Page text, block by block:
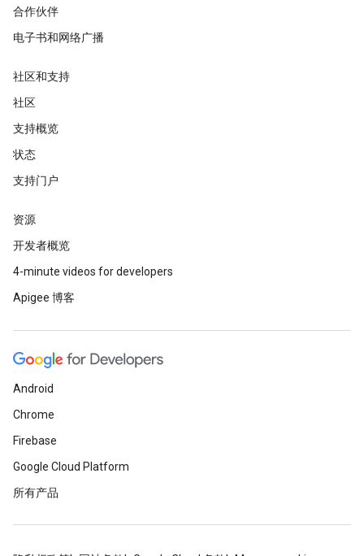
合作伙伴
电子书和网络广播
社区和支持
社区
支持概览
状态
支持门户
资源
开发者概览
4-minute videos for developers
Apigee 博客
Android
Chrome
Firebase
Google Cloud Platform
所有产品